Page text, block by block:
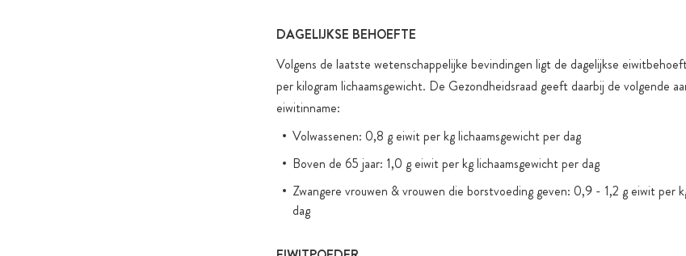
DAGELIJKSE BEHOEFTE
Volgens de laatste wetenschappelijke bevindingen ligt de dagelijkse
per kilogram lichaamsgewicht. De Gezondheidsraad geeft daarbij de volgende
eiwitinname:
Volwassenen: 0,8 g eiwit per kg lichaamsgewicht per dag
Boven de 65 jaar: 1,0 g eiwit per kg lichaamsgewicht per dag
Zwangere vrouwen & vrouwen die borstvoeding geven: 0,9 - 1,2 g eiwit per
dag